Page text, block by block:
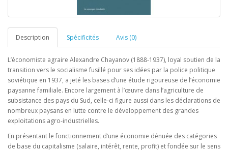
Description Spécificités Avis (0)
L’économiste agraire Alexandre Chayanov (1888-1937), loyal soutien de la
transition vers le socialisme fusillé pour ses idées par la police politique
soviétique en 1937, a jeté les bases d’une étude rigoureuse de l’économie
paysanne familiale. Encore largement à l’œuvre dans l’agriculture de
subsistance des pays du Sud, celle-ci figure aussi dans les déclarations de
nombreux paysans en lutte contre le développement des grandes
exploitations agro-industrielles.
En présentant le fonctionnement d’une économie dénuée des catégories
de base du capitalisme (salaire, intérêt, rente, profit) et fondée sur le sens